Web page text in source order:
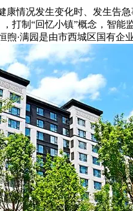
情况发生变化时、发生告
打制“回忆小镇”概念，智能
·满园是由市西城区国有